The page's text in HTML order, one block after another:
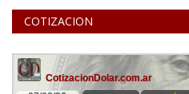
COTIZACION